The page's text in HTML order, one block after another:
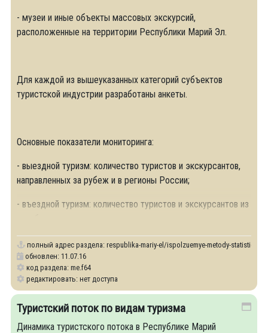
- музеи и иные объекты массовых экскурсий,
расположенные на территории Республики Марий Эл.
Для каждой из вышеуказанных категорий субъектов
туристской индустрии разработаны анкеты.
Основные показатели мониторинга:
- выездной туризм: количество туристов и экскурсантов,
направленных за рубеж и в регионы России;
- въездной туризм: количество туристов и экскурсантов из
полный адрес раздела: respublika-mariy-el/ispolzuemye-metody-
обновлен: 11.07.16
код раздела: me.f64
редактировать: нет доступа
Туристский поток по видам туризма
Динамика туристского потока в Республике Марий